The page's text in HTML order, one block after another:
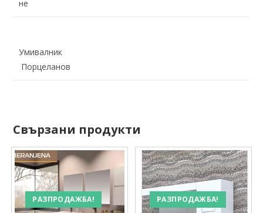
не
Умивалник
Порцеланов
Свързани продукти
РАЗПРОДАЖБА! РАЗПРОДАЖБА!